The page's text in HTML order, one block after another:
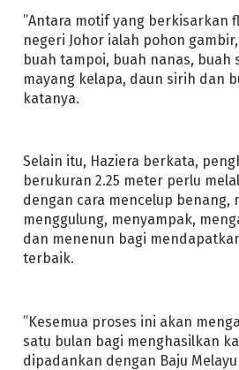
”Antara motif yang berkisarkan
negeri Johor ialah pohon
buah tampoi, buah nanas, buah
mayang kelapa, daun sirih dan
katanya.
Selain itu, Haziera berkata,
berukuran 2.25 meter perlu
dengan cara mencelup benang,
menggulung, menyampak,
dan menenun bagi
terbaik.
”Kesemua proses ini akan
satu bulan bagi menghasilkan
dipadankan dengan Baju